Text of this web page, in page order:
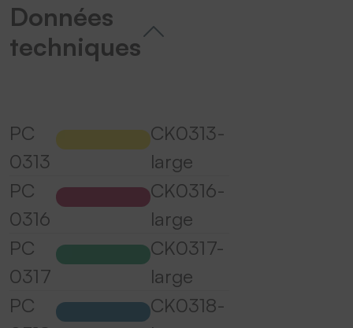
Accept
Données
techniques
PC
0313
CK0313-
large
PC
0316
CK0316-
large
PC
0317
CK0317-
large
PC
CK0318-